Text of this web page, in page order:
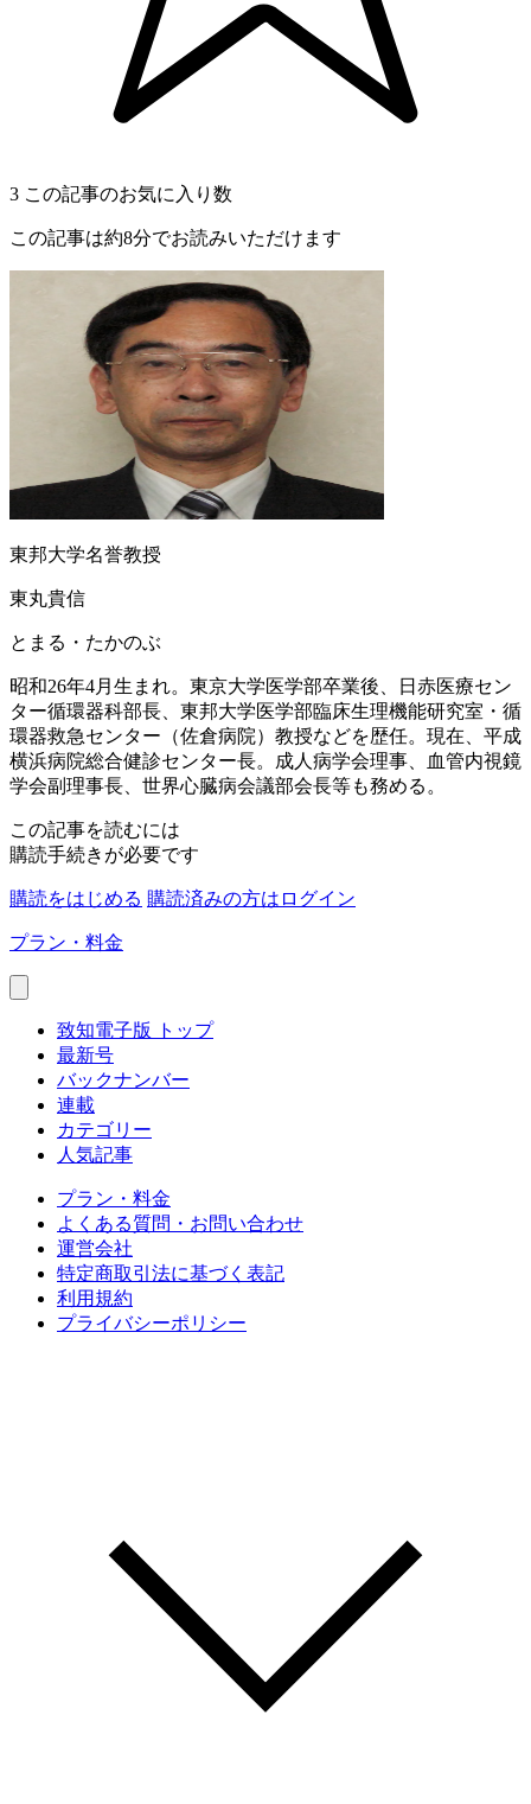
3 この記事のお気に入り数
この記事は約8分でお読みいただけます
東邦大学名誉教授
東丸貴信
とまる・たかのぶ
昭和26年4月生まれ。東京大学医学部卒業後、日赤医療セン
ター循環器科部長、東邦大学医学部臨床生理機能研究室・循
環器救急センター（佐倉病院）教授などを歴任。現在、平成
横浜病院総合健診センター長。成人病学会理事、血管内視鏡
学会副理事長、世界心臓病会議部会長等も務める。
この記事を読むには
購読手続きが必要です
購読をはじめる 購読済みの方はログイン
プラン・料金
致知電子版 トップ
最新号
バックナンバー
連載
カテゴリー
人気記事
プラン・料金
よくある質問・お問い合わせ
運営会社
特定商取引法に基づく表記
利用規約
プライバシーポリシー